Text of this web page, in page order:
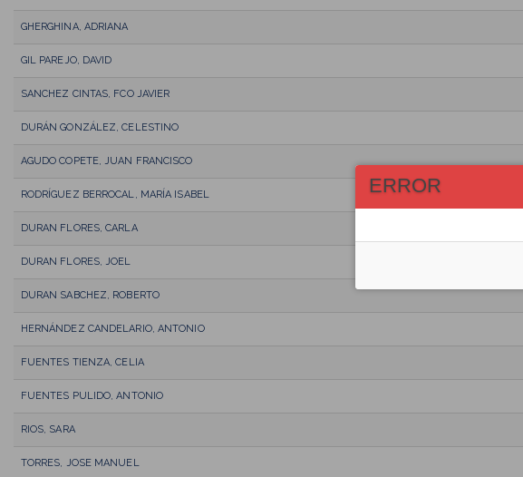
GHERGHINA, ADRIANA
GIL PAREJO, DAVID
SANCHEZ CINTAS, FCO JAVIER
DURÁN GONZÁLEZ, CELESTINO
AGUDO COPETE, JUAN FRANCISCO
RODRÍGUEZ BERROCAL, MARÍA ISABEL
DURAN FLORES, CARLA
DURAN FLORES, JOEL
DURAN SABCHEZ, ROBERTO
HERNÁNDEZ CANDELARIO, ANTONIO
FUENTES TIENZA, CELIA
FUENTES PULIDO, ANTONIO
RIOS, SARA
TORRES, JOSE MANUEL
ERROR